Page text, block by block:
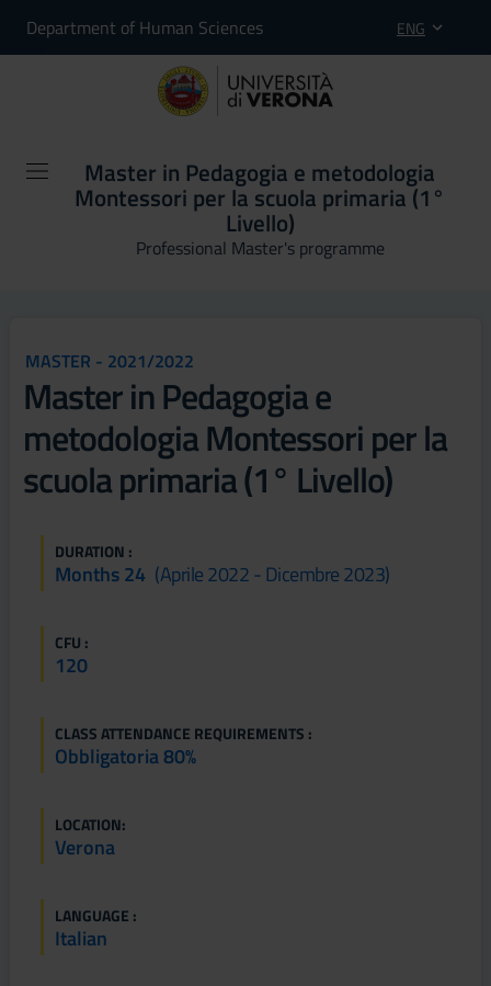
Department of Human Sciences ENG
Master in Pedagogia e metodologia
Montessori per la scuola primaria (1°
Livello)
Professional Master's programme
MASTER - 2021/2022
Master in Pedagogia e
metodologia Montessori per la
scuola primaria (1° Livello)
DURATION :
Months 24 (aprile 2022 - Dicembre 2023)
CFU :
120
CLASS ATTENDANCE REQUIREMENTS :
Obbligatoria 80%
LOCATION:
Verona
LANGUAGE :
Italian